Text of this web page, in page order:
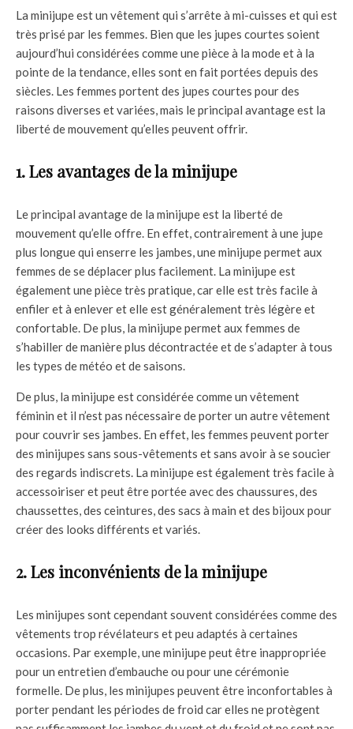
La minijupe est un vêtement qui s’arrête à mi-cuisses et qui est
très prisé par les femmes. Bien que les jupes courtes soient
aujourd’hui considérées comme une pièce à la mode et à la
pointe de la tendance, elles sont en fait portées depuis des
siècles. Les femmes portent des jupes courtes pour des
raisons diverses et variées, mais le principal avantage est la
liberté de mouvement qu’elles peuvent offrir.
1. Les avantages de la minijupe
Le principal avantage de la minijupe est la liberté de
mouvement qu’elle offre. En effet, contrairement à une jupe
plus longue qui enserre les jambes, une minijupe permet aux
femmes de se déplacer plus facilement. La minijupe est
également une pièce très pratique, car elle est très facile à
enfiler et à enlever et elle est généralement très légère et
confortable. De plus, la minijupe permet aux femmes de
s’habiller de manière plus décontractée et de s’adapter à tous
les types de météo et de saisons.
De plus, la minijupe est considérée comme un vêtement
féminin et il n’est pas nécessaire de porter un autre vêtement
pour couvrir ses jambes. En effet, les femmes peuvent porter
des minijupes sans sous-vêtements et sans avoir à se soucier
des regards indiscrets. La minijupe est également très facile à
accessoiriser et peut être portée avec des chaussures, des
chaussettes, des ceintures, des sacs à main et des bijoux pour
créer des looks différents et variés.
2. Les inconvénients de la minijupe
Les minijupes sont cependant souvent considérées comme des
vêtements trop révélateurs et peu adaptés à certaines
occasions. Par exemple, une minijupe peut être inappropriée
pour un entretien d’embauche ou pour une cérémonie
formelle. De plus, les minijupes peuvent être inconfortables à
porter pendant les périodes de froid car elles ne protègent